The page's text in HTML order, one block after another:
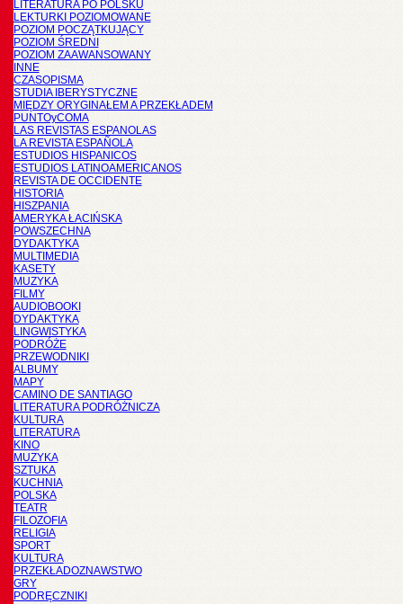
LITERATURA PO POLSKU
LEKTURKI POZIOMOWANE
POZIOM POCZĄTKUJĄCY
POZIOM ŚREDNI
POZIOM ZAAWANSOWANY
INNE
CZASOPISMA
STUDIA IBERYSTYCZNE
MIĘDZY ORYGINAŁEM A PRZEKŁADEM
PUNTOyCOMA
LAS REVISTAS ESPANOLAS
LA REVISTA ESPAÑOLA
ESTUDIOS HISPANICOS
ESTUDIOS LATINOAMERICANOS
REVISTA DE OCCIDENTE
HISTORIA
HISZPANIA
AMERYKA ŁACIŃSKA
POWSZECHNA
DYDAKTYKA
MULTIMEDIA
KASETY
MUZYKA
FILMY
AUDIOBOOKI
DYDAKTYKA
LINGWISTYKA
PODRÓŻE
PRZEWODNIKI
ALBUMY
MAPY
CAMINO DE SANTIAGO
LITERATURA PODRÓŻNICZA
KULTURA
LITERATURA
KINO
MUZYKA
SZTUKA
KUCHNIA
POLSKA
TEATR
FILOZOFIA
RELIGIA
SPORT
KULTURA
PRZEKŁADOZNAWSTWO
GRY
PODRĘCZNIKI